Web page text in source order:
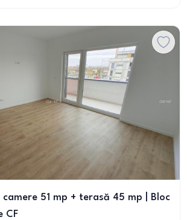
51 mp + terasă 45 mp | Bloc
CF